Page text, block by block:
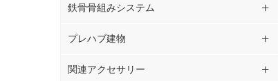
鉄骨骨組みシステム
プレハブ建物
関連アクセサリー